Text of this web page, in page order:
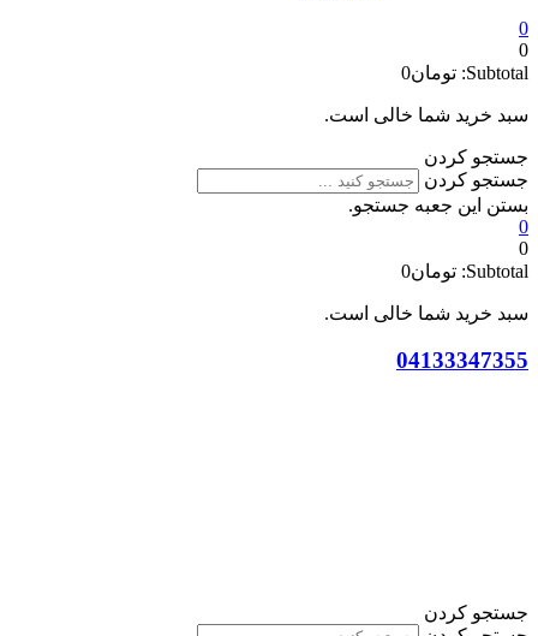
0
0
Subtotal: تومان0
سبد خرید شما خالی است.
جستجو کردن
جستجو کردن
بستن این جعبه جستجو.
0
0
Subtotal: تومان0
سبد خرید شما خالی است.
04133347355
جستجو کردن